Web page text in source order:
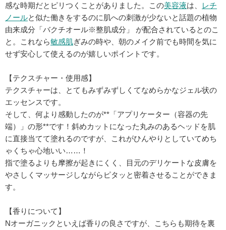
感な時期だとピリつくことがありました。この美容液は、
レチ
ノールと似た働きをするのに肌への刺激が少ないと話題の植物
由来成分「バクチオール※整肌成分」 が配合されているとのこ
と。これなら敏感肌ぎみの時や、朝のメイク前でも時間を気に
せず安心して使えるのが嬉しいポイントです。
【テクスチャー・使用感】
テクスチャーは、とてもみずみずしくてなめらかなジェル状の
エッセンスです。
そして、何より感動したのが**「アプリケーター（容器の先
端）」の形**です！斜めカットになった丸みのあるヘッドを肌
に直接当てて塗れるのですが、これがひんやりとしていてめち
ゃくちゃ心地いい……！
指で塗るよりも摩擦が起きにくく、目元のデリケートな皮膚を
やさしくマッサージしながらピタッと密着させることができま
す。
【香りについて】
Nオーガニックといえば香りの良さですが、こちらも期待を裏